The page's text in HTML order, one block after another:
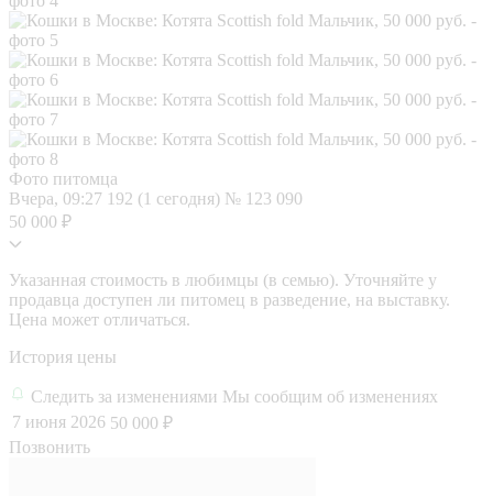
Фото питомца
Вчера, 09:27 192 (1 сегодня) № 123 090
50 000 ₽
Указанная стоимость в любимцы (в семью). Уточняйте у
продавца доступен ли питомец в разведение, на выставку.
Цена может отличаться.
История цены
Следить за изменениями Мы сообщим об изменениях
7 июня 2026 50 000 ₽
Позвонить